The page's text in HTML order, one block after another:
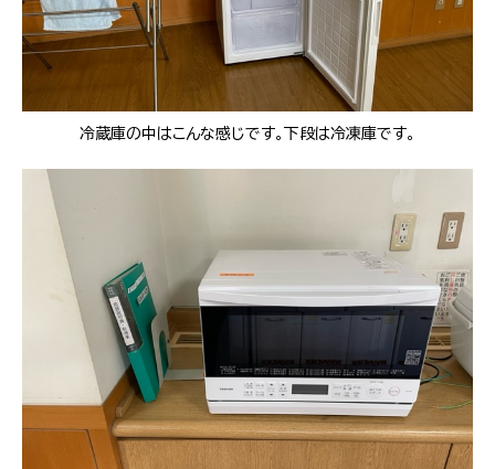
冷蔵庫の中はこんな感じです。下段は冷凍庫です。